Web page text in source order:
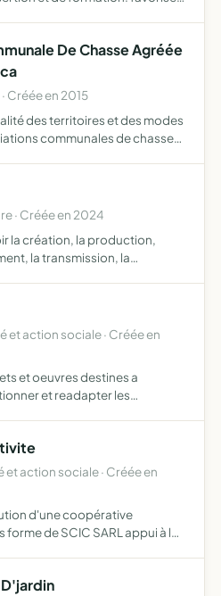
De Chasse Agréée
Créée en 2015
des territoires et des modes
communales de chasse
· Créée en 2024
la création, la production,
la transmission, la
et action sociale · Créée en
et oeuvres destines a
et readapter les
et action sociale · Créée en
d'une coopérative
de SCIC SARL appui à la